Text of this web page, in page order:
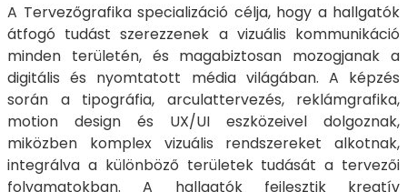
A Tervezőgrafika specializáció célja, hogy a hallgatók
átfogó tudást szerezzenek a vizuális kommunikáció
minden területén, és magabiztosan mozogjanak a
digitális és nyomtatott média világában. A képzés
során a tipográfia, arculattervezés, reklámgrafika,
motion design és UX/UI eszközeivel dolgoznak,
miközben komplex vizuális rendszereket alkotnak,
integrálva a különböző területek tudását a tervezői
folyamatokban. A hallgatók fejlesztik kreatív